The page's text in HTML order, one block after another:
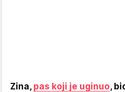
Zina, pas koji je uginuo,